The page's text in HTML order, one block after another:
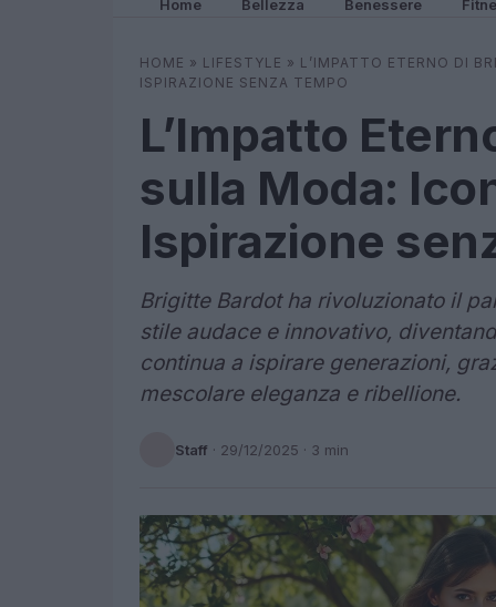
Home Bellezza Benessere
HOME » LIFESTYLE » L’IMPATTO ETERNO DI
ISPIRAZIONE SENZA TEMPO
L’Impatto
sulla Moda:
Ispirazione
Brigitte Bardot ha rivoluzionato il
stile audace e innovativo,
continua a ispirare generazioni,
mescolare eleganza e ribellione.
Staff · 29/12/2025 · 3 min